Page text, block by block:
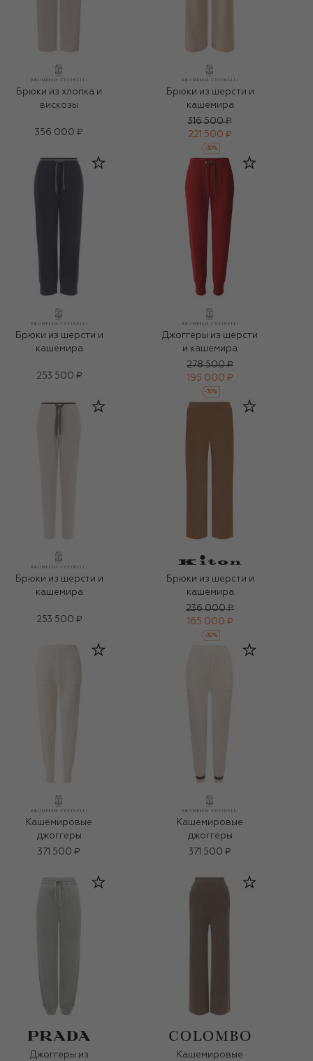
Брюки из хлопка и
вискозы
356 000 ₽
Брюки из шерсти и
кашемира
316 500 ₽
221 500 ₽
-30%
Брюки из шерсти и
кашемира
253 500 ₽
Джоггеры из шерсти
и кашемира
278 500 ₽
195 000 ₽
-30%
Брюки из шерсти и
кашемира
253 500 ₽
Брюки из шерсти и
кашемира
236 000 ₽
165 000 ₽
-30%
Кашемировые
джоггеры
371 500 ₽
Кашемировые
джоггеры
371 500 ₽
Джоггеры из
Кашемировые